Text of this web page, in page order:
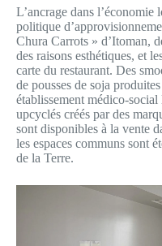
L’ancrage dans l’économie
politique
Chura Carrots » d’Itoman,
des raisons esthétiques, et
carte du restaurant. Des
de pousses de soja
établissement médico-
upcyclés créés par des
sont disponibles à la vente
les espaces communs sont
de la Terre.